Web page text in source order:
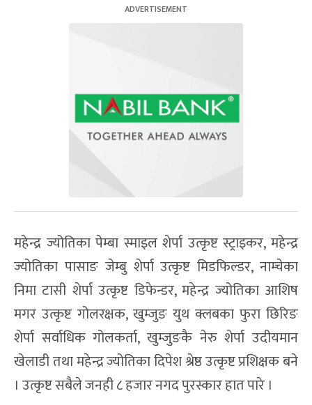
महेन्द्र ज्योतिका पेम्बा स्माइल शेर्पा उत्कृष्ट स्ट्राइकर, महेन्द्र
ज्योतिका पासाङ जेम्बु शेर्पा उत्कृष्ट मिडफिल्डर, नाम्चेका
निमा टासी शेर्पा उत्कृष्ट डिफेन्डर, महेन्द्र ज्योतिका आशिष
मगर उत्कृष्ट गोलरक्षक, खुम्जुङ युथ क्लबका फुरा छिरिङ
शेर्पा सर्वाधिक गोलकर्ता, खुम्जुङकै नेरु शेर्पा उदीयमान
खेलाडी तथा महेन्द्र ज्योतिका दिपेश श्रेष्ठ उत्कृष्ट प्रशिक्षक बने
। उत्कृष्ट सबैले जनही ८ हजार नगद पुरस्कार हात पारे ।